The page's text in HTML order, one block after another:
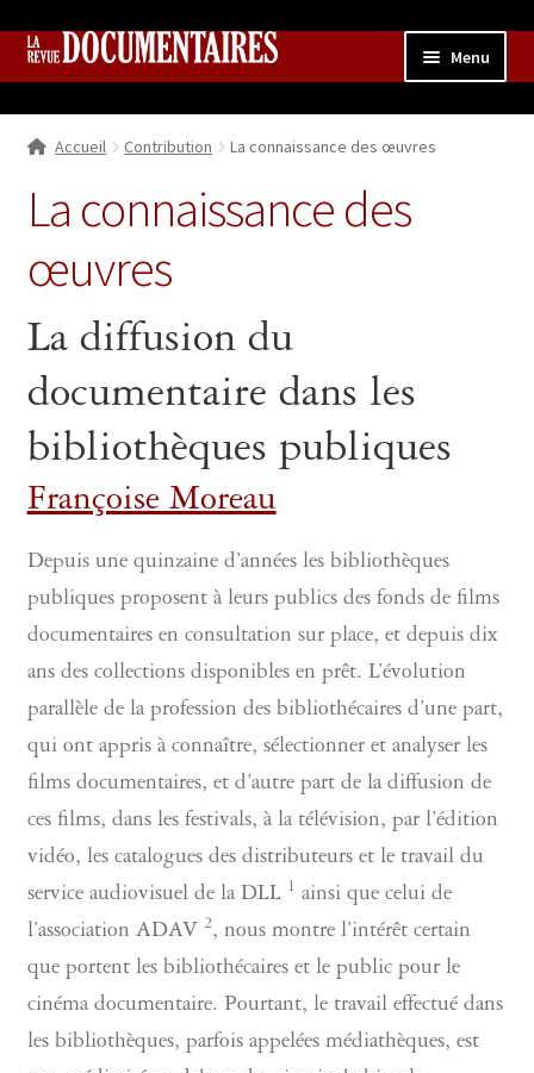
Aller
navigation
Aller
Menu
Qui sommes nous ?
Collection
Accueil Contribution La connaissance des œuvres
La connaissance des
œuvres
La diffusion du
documentaire dans les
bibliothèques publiques
Françoise Moreau
Depuis une quinzaine d’années les bibliothèques
publiques proposent à leurs publics des fonds de films
documentaires en consultation sur place, et depuis dix
ans des collections disponibles en prêt. L’évolution
parallèle de la profession des bibliothécaires d’une part,
qui ont appris à connaître, sélectionner et analyser les
films documentaires, et d’autre part de la diffusion de
ces films, dans les festivals, à la télévision, par l’édition
vidéo, les catalogues des distributeurs et le travail du
service audiovisuel de la DLL 1 ainsi que celui de
l’association ADAV 2, nous montre l’intérêt certain
que portent les bibliothécaires et le public pour le
cinéma documentaire. Pourtant, le travail effectué dans
les bibliothèques, parfois appelées médiathèques, est